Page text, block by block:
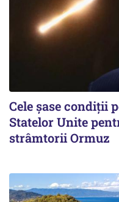
Cele șase condiții
Statelor Unite
strâmtorii Ormuz